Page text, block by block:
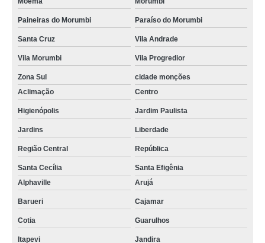
Paineiras do Morumbi Paraíso do Morumbi
Santa Cruz Vila Andrade
Vila Morumbi Vila Progredior
Zona Sul
cidade monções
Aclimação
Centro
Higienópolis Jardim Paulista
Jardins Liberdade
Região Central República
Santa Cecília
Santa Efigênia
Alphaville
Arujá
Barueri Cajamar
Cotia Guarulhos
Itapevi Jandira